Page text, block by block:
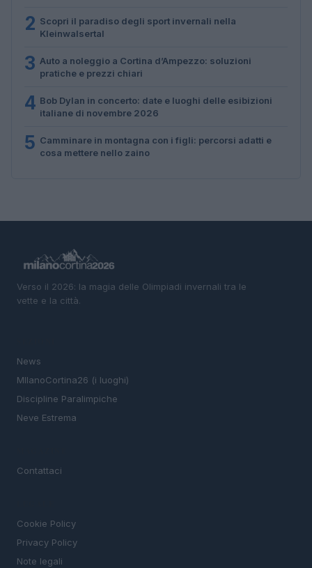
2 Scopri il paradiso degli sport invernali nella
Kleinwalsertal
3 Auto a noleggio a Cortina d’Ampezzo: soluzioni
pratiche e prezzi chiari
4 Bob Dylan in concerto: date e luoghi delle esibizioni
italiane di novembre 2026
5 Camminare in montagna con i figli: percorsi adatti e
cosa mettere nello zaino
Verso il 2026: la magia delle Olimpiadi invernali tra le
vette e la città.
News
MIlanoCortina26 (i luoghi)
Discipline Paralimpiche
Neve Estrema
Contattaci
Cookie Policy
Privacy Policy
Note legali